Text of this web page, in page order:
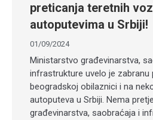
preticanja teretnih
autoputevima u Srbiji!
01/09/2024
Ministarstvo građevinarstva,
infrastrukture uvelo je zabranu
beogradskoj obilaznici i na
autoputeva u Srbiji. Nema
građevinarstva, saobraćaja i